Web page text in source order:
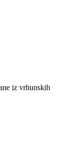
iz vrhunskih